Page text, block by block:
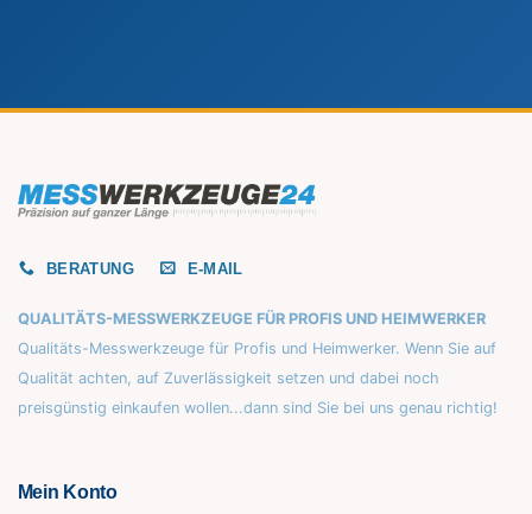
BERATUNG E-MAIL
QUALITÄTS-MESSWERKZEUGE FÜR PROFIS UND HEIMWERKER
Qualitäts-Messwerkzeuge für Profis und Heimwerker. Wenn Sie auf
Qualität achten, auf Zuverlässigkeit setzen und dabei noch
preisgünstig einkaufen wollen...dann sind Sie bei uns genau richtig!
Mein Konto